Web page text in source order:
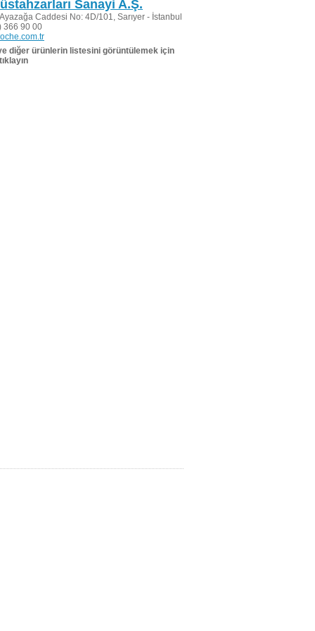
Sanayi A.Ş.
Caddesi No: 4D/101, Sarıyer - İstanbul
366 90 00
diğer ürünlerin listesini görüntülemek için